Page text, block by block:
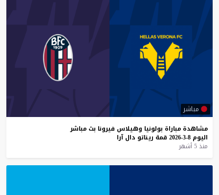
مباشر
مشاهدة مباراة بولونيا وهيلاس فيرونا بث مباشر
اليوم 8-3-2026 قمة ريناتو دال آرا
منذ 5 أشهر